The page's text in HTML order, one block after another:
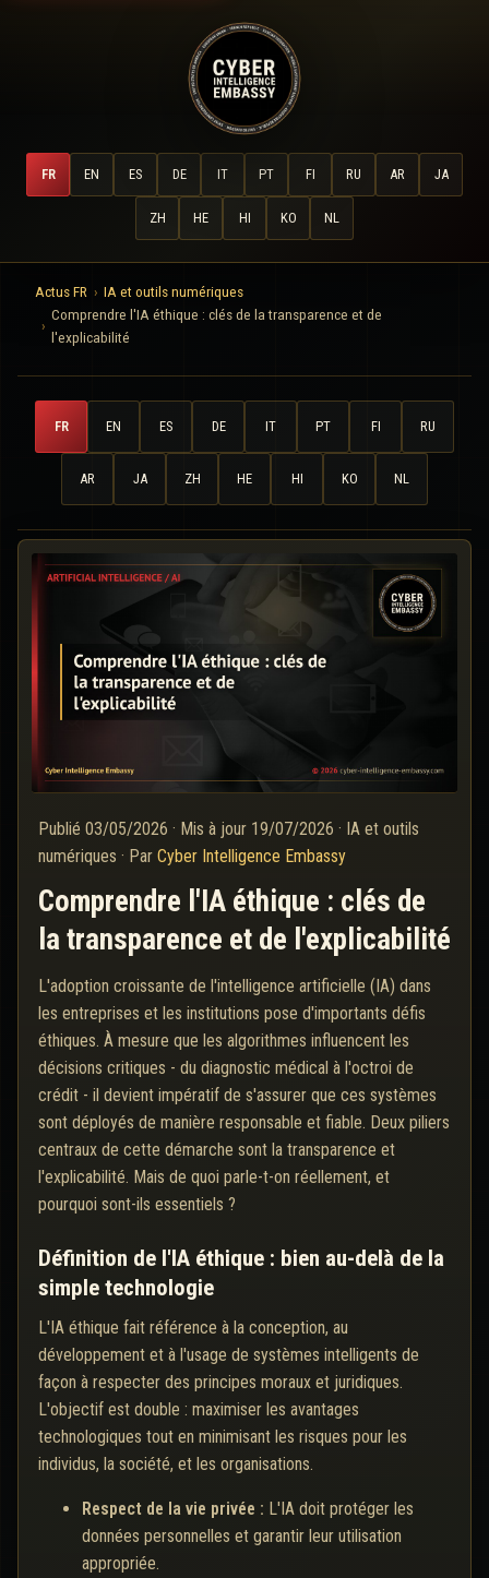
FR EN ES DE IT PT FI RU AR JA
ZH HE HI KO NL
Actus FR
IA et outils numériques
Comprendre l'IA éthique : clés de la transparence et de
l'explicabilité
FR EN ES DE IT PT FI RU
AR JA ZH HE HI KO NL
Publié 03/05/2026 · Mis à jour 19/07/2026 · IA et outils
numériques · Par Cyber Intelligence Embassy
Comprendre l'IA éthique : clés de
la transparence et de l'explicabilité
L'adoption croissante de l'intelligence artificielle (IA) dans
les entreprises et les institutions pose d'importants défis
éthiques. À mesure que les algorithmes influencent les
décisions critiques - du diagnostic médical à l'octroi de
crédit - il devient impératif de s'assurer que ces systèmes
sont déployés de manière responsable et fiable. Deux piliers
centraux de cette démarche sont la transparence et
l'explicabilité. Mais de quoi parle-t-on réellement, et
pourquoi sont-ils essentiels ?
Définition de l'IA éthique : bien au-delà de la
simple technologie
L'IA éthique fait référence à la conception, au
développement et à l'usage de systèmes intelligents de
façon à respecter des principes moraux et juridiques.
L'objectif est double : maximiser les avantages
technologiques tout en minimisant les risques pour les
individus, la société, et les organisations.
Respect de la vie privée : L'IA doit protéger les
données personnelles et garantir leur utilisation
appropriée.